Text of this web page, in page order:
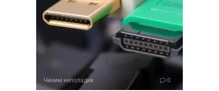
Чиним неполадки 0